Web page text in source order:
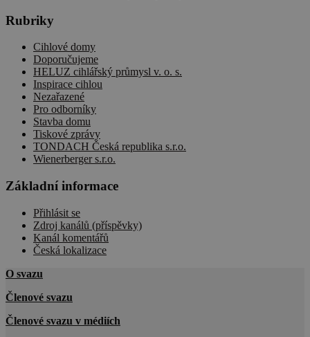
Rubriky
Cihlové domy
Doporučujeme
HELUZ cihlářský průmysl v. o. s.
Inspirace cihlou
Nezařazené
Pro odborníky
Stavba domu
Tiskové zprávy
TONDACH Česká republika s.r.o.
Wienerberger s.r.o.
Základní informace
Přihlásit se
Zdroj kanálů (příspěvky)
Kanál komentářů
Česká lokalizace
O svazu
Členové svazu
Členové svazu v médiích